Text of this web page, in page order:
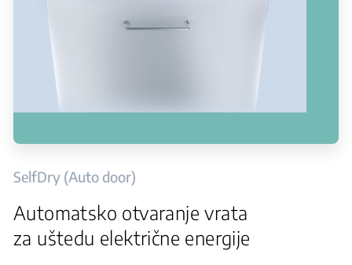
SelfDry (Auto door)
Automatsko otvaranje vrata
za uštedu električne energije